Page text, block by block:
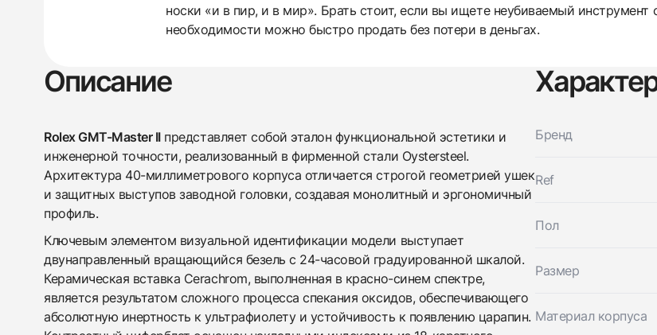
438
285
145
142
205
204
195
150
6
носки «и в пир, и в мир». Брать стоит, если вы ищете неубиваемый инструмент
необходимости можно быстро продать без потери в деньгах.
Описание
Rolex GMT-Master IIпредставляет собой эталон функциональной эстетики и
инженерной точности, реализованный в фирменной стали Oystersteel.
Архитектура 40-миллиметрового корпуса отличается строгой геометрией ушек
и защитных выступов заводной головки, создавая монолитный и эргономичный
профиль.
Ключевым элементом визуальной идентификации модели выступает
двунаправленный вращающийся безель с 24-часовой градуированной шкалой.
Керамическая вставка Cerachrom, выполненная в красно-синем спектре,
является результатом сложного процесса спекания оксидов, обеспечивающего
абсолютную инертность к ультрафиолету и устойчивость к появлению царапин.
Бренд
Ref
Пол
Размер
Материал корпуса
Заказать эти часы
Оставьте ваши контактные данные и мы
вами
GMT-Master II Pepsi
НовыеКоробка + Документы
$23,600
Трейд-ин часов
Rolex
GMT-Master II Pepsi
НовыеКоробка + Документы
$23,600